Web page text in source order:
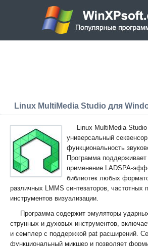
Linux MultiMedia Studio для
Linux MultiMedia
универсальный
функциональность
Программа
применение LADSPA-
библиотек любых
различных LMMS синтезаторов, частотных
инструментов визуализации.
Программа содержит эмуляторы
струнных и духовых инструментов,
и семплер с поддержкой pat расширений.
функциональный микшер и позволяет